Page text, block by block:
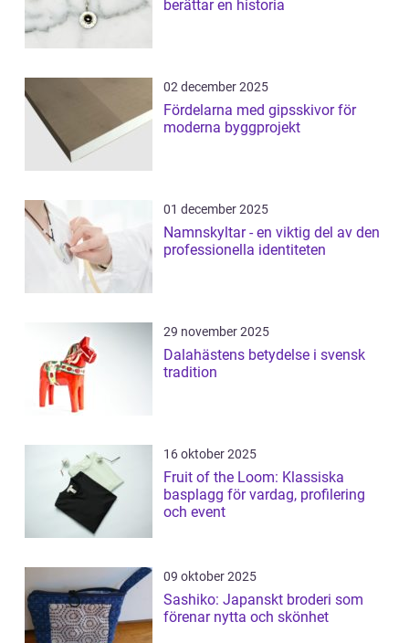
berättar en historia
02 december 2025
Fördelarna med gipsskivor för
moderna byggprojekt
01 december 2025
Namnskyltar - en viktig del av den
professionella identiteten
29 november 2025
Dalahästens betydelse i svensk
tradition
16 oktober 2025
Fruit of the Loom: Klassiska
basplagg för vardag, profilering
och event
09 oktober 2025
Sashiko: Japanskt broderi som
förenar nytta och skönhet